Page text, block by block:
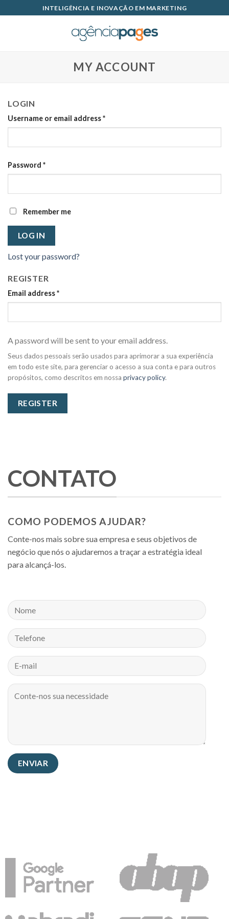
to
INTELIGÊNCIA E INOVAÇÃO EM MARKETING
MY ACCOUNT
LOGIN
Username or email address*
Password *
Remember me
LOG IN
Lost your password?
REGISTER
Email address*
A password will be sent to your email address.
Seus dados pessoais serão usados para aprimorar a sua experiência
em todo este site, para gerenciar o acesso a sua conta e para outros
propósitos, como descritos em nossa privacy policy.
REGISTER
CONTATO
COMO PODEMOS AJUDAR?
Conte-nos mais sobre sua empresa e seus objetivos de
negócio que nós o ajudaremos a traçar a estratégia ideal
para alcançá-los.